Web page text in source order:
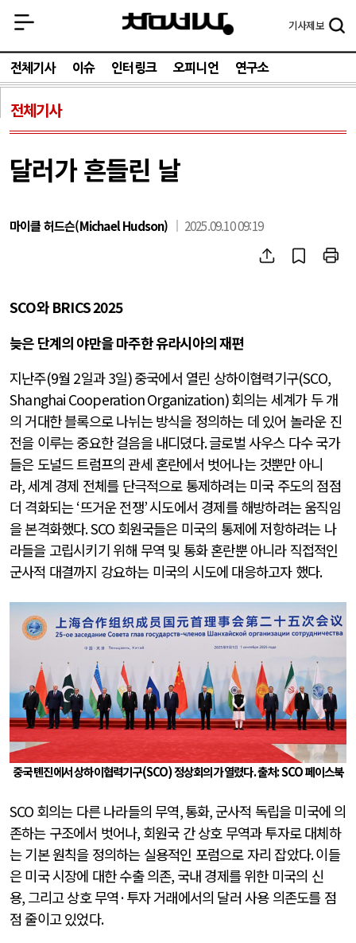
기사제보
전체기사 이슈 인터링크 오피니언 연구소
전체기사
달러가 흔들린 날
마이클 허드슨(Michael Hudson) 2025.09.10 09:19
SCO와 BRICS 2025
늦은 단계의 야만을 마주한 유라시아의 재편
지난주(9월 2일과3일)중국에서 열린 상하이협력기구(SCO,
Shanghai Cooperation Organization)회의는 세계가 두 개
의 거대한 블록으로 나뉘는 방식을 정의하는 데 있어 놀라운 진
전을 이루는 중요한 걸음을 내디뎠다.글로벌 사우스 다수 국가
들은 도널드 트럼프의 관세 혼란에서 벗어나는 것뿐만 아니
라,세계 경제 전체를 단극적으로 통제하려는 미국 주도의 점점
더 격화되는‘뜨거운 전쟁’시도에서 경제를 해방하려는 움직임
을 본격화했다. SCO 회원국들은 미국의 통제에 저항하려는 나
라들을 고립시키기 위해 무역 및 통화 혼란뿐 아니라 직접적인
군사적 대결까지 강요하는 미국의 시도에 대응하고자 했다.
중국 톈진에서 상하이협력기구(SCO)정상회의가 열렸다.출처: SCO페이스북
SCO 회의는 다른 나라들의 무역,통화, 군사적 독립을 미국에 의
존하는 구조에서 벗어나, 회원국 간 상호 무역과 투자로 대체하
는 기본 원칙을 정의하는 실용적인 포럼으로 자리 잡았다.이들
은 미국 시장에 대한 수출 의존, 국내 경제를 위한 미국의 신
용,그리고 상호 무역 ·투자 거래에서의 달러 사용 의존도를 점
점 줄이고 있었다.